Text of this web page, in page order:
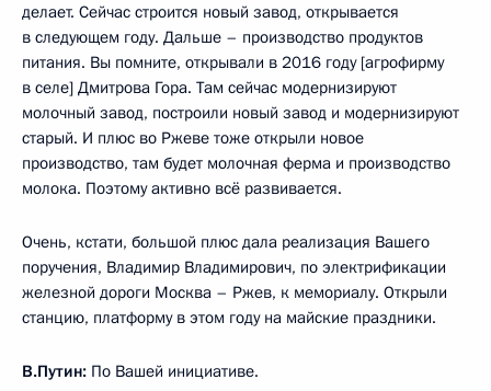
делает. Сейчас строится новый завод, открывается
в следующем году. Дальше – производство продуктов
питания. Вы помните, открывали в 2016 году [агрофирму
в селе] Дмитрова Гора. Там сейчас модернизируют
молочный завод, построили новый завод и модернизируют
старый. И плюс во Ржеве тоже открыли новое
производство, там будет молочная ферма и производство
молока. Поэтому активно всё развивается.
Очень, кстати, большой плюс дала реализация Вашего
поручения, Владимир Владимирович, по электрификации
железной дороги Москва – Ржев, к мемориалу. Открыли
станцию, платформу в этом году на майские праздники.
В.Путин: По Вашей инициативе.